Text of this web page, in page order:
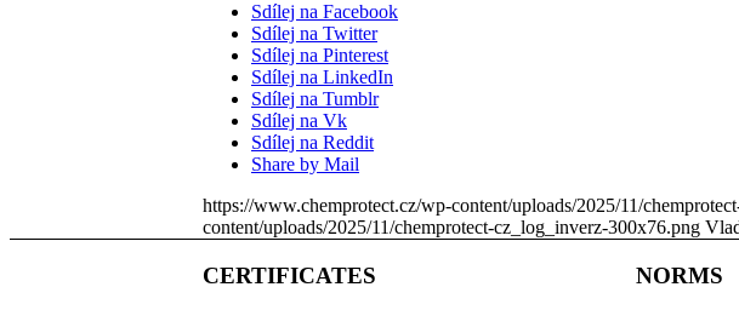
Sdílej na Facebook
Sdílej na Twitter
Sdílej na Pinterest
Sdílej na LinkedIn
Sdílej na Tumblr
Sdílej na Vk
Sdílej na Reddit
Share by Mail
https://www.chemprotect.cz/wp-content/uploads/2025/11/
content/uploads/2025/11/chemprotect-cz_log_inverz-300x76.png
CERTIFICATES NORMS